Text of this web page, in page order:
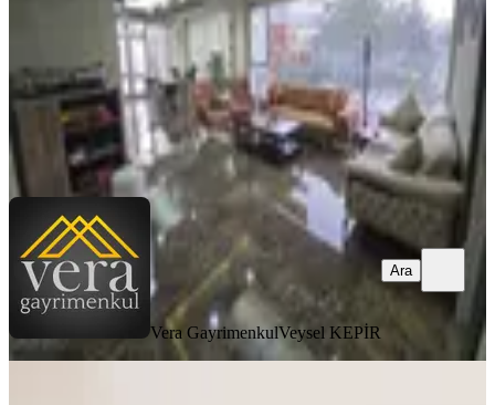
13.000.000 ₺
Vera Gayrimenkul Veysel KEPİR
Vera GayrimenkulVeysel KEPİR
Ara